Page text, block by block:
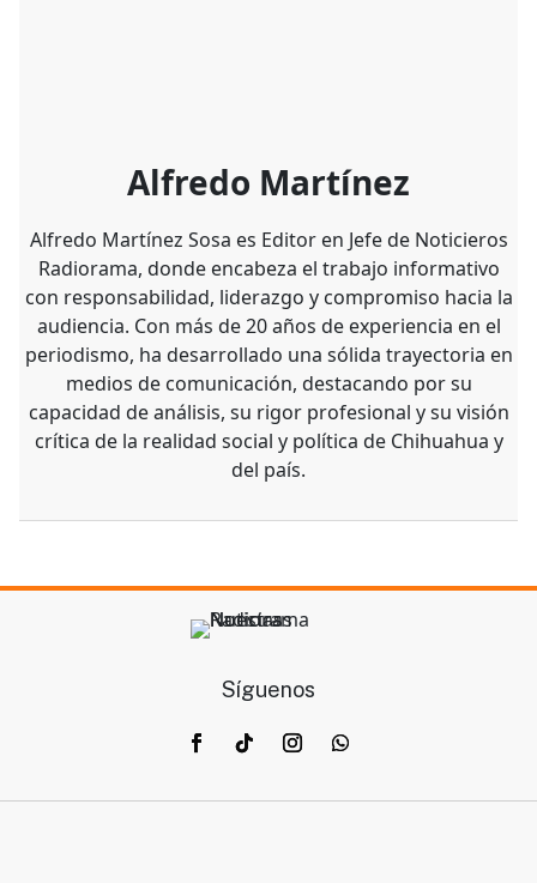
Alfredo Martínez
Alfredo Martínez Sosa es Editor en Jefe de Noticieros
Radiorama, donde encabeza el trabajo informativo
con responsabilidad, liderazgo y compromiso hacia la
audiencia. Con más de 20 años de experiencia en el
periodismo, ha desarrollado una sólida trayectoria en
medios de comunicación, destacando por su
capacidad de análisis, su rigor profesional y su visión
crítica de la realidad social y política de Chihuahua y
del país.
Síguenos